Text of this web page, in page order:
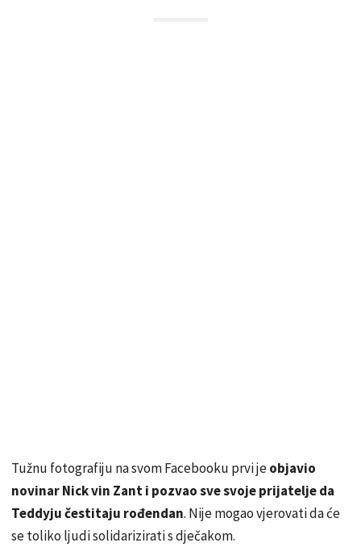
Tužnu fotografiju na svom Facebooku prvi jeobjavio
novinar Nick vin Zant i pozvao sve svoje prijatelje da
Teddyju čestitaju rođendan. Nije mogao vjerovati da će
se toliko ljudi solidarizirati s dječakom.